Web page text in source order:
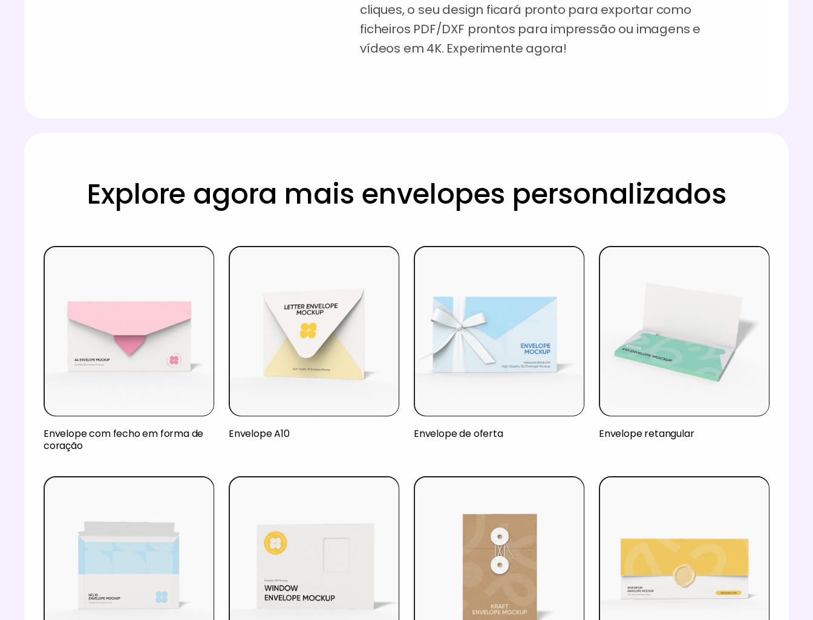
cliques, o seu design ficará pronto para exportar como
ficheiros PDF/DXF prontos para impressão ou imagens e
vídeos em 4K. Experimente agora!
Explore agora mais envelopes personalizados
Envelope com fecho em forma de
coração
Envelope A10 Envelope de oferta Envelope retangular